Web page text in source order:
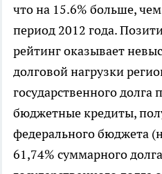
что на 15.6% больше,
период 2012 года.
рейтинг оказывает
долговой нагрузки
государственного долга
бюджетные кредиты,
федерального бюджета
61,74% суммарного